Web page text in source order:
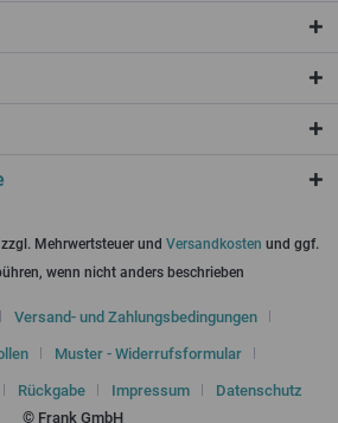
Mehrwertsteuer und Versandkosten und ggf.
wenn nicht anders beschrieben
Versand- und Zahlungsbedingungen
Muster - Widerrufsformular
Rückgabe Impressum
Datenschutz
© Frank GmbH